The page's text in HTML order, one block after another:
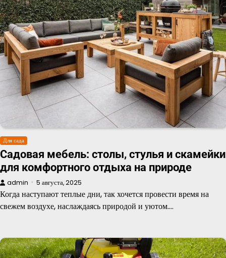
Для сада
Садовая мебель: столы, стулья и скамейки
для комфортного отдыха на природе
admin 5 августа, 2025
Когда наступают теплые дни, так хочется провести время на
свежем воздухе, наслаждаясь природой и уютом.…